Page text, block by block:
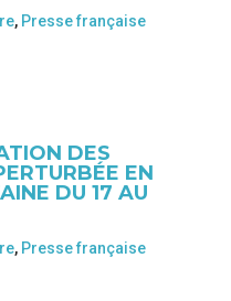
, Presse française
DES
EN
DU 17 AU
, Presse française